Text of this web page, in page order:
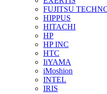
FUJITSU
HIPPUS
HITACHI
HP
HP INC
HTC
IiYAMA
iMoshion
INTEL
IRIS